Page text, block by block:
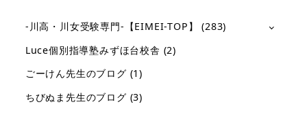
-川高・川女受験専門-【EIMEI-TOP】
(283)
Luce個別指導塾みずほ台校舎 (2)
ごーけん先生のブログ (1)
ちびぬま先生のブログ (3)